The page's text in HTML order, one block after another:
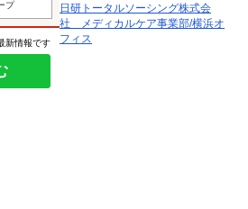
プ
新情報です
日研トータルソーシング株式会
社 メディカルケア事業部/横浜オ
フィス